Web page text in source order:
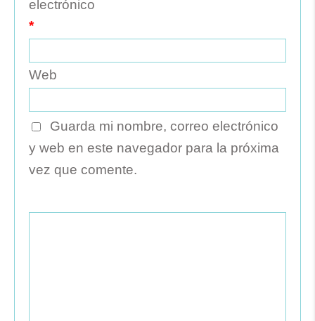
electrónico
*
Web
Guarda mi nombre, correo electrónico
y web en este navegador para la próxima
vez que comente.